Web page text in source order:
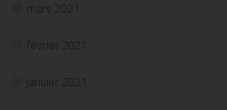
mars 2021
février 2021
janvier 2021